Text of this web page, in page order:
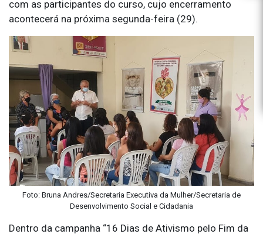
com as participantes do curso, cujo encerramento
acontecerá na próxima segunda-feira (29).
Foto: Bruna Andres/Secretaria Executiva da Mulher/Secretaria de
Desenvolvimento Social e Cidadania
Dentro da campanha “16 Dias de Ativismo pelo Fim da